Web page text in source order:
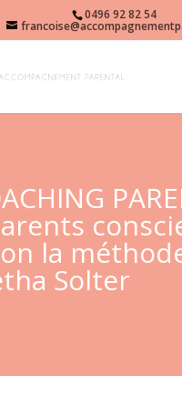
0496 92 82 54
la
Solter